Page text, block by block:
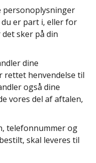
personoplysninger
er part i, eller for
sker på din
dine
rettet henvendelse til
også dine
vores del af aftalen,
telefonnummer og
skal leveres til